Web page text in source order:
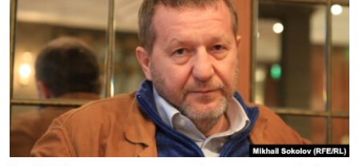
Search
ӘЛЕМ
АРНАЙЫ ЖОБАЛАР
Русский
ЖАЗЫЛЫҢЫЗ